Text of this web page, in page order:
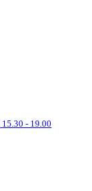
15.30 - 19.00